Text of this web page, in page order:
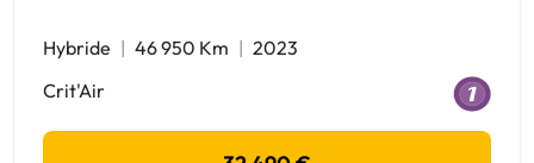
Hybride 46 950 Km
2023
Crit'Air